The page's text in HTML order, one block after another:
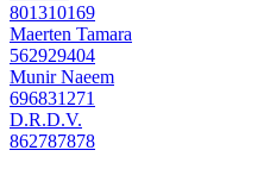
801310169
Maerten Tamara
562929404
Munir Naeem
696831271
D.R.D.V.
862787878